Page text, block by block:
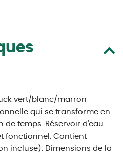
vert/blanc/marron
qui se transforme en
de temps. Réservoir d'eau
fonctionnel. Contient
incluse). Dimensions de la